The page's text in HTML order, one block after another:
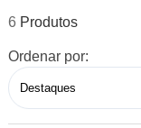
6
Ordenar por: